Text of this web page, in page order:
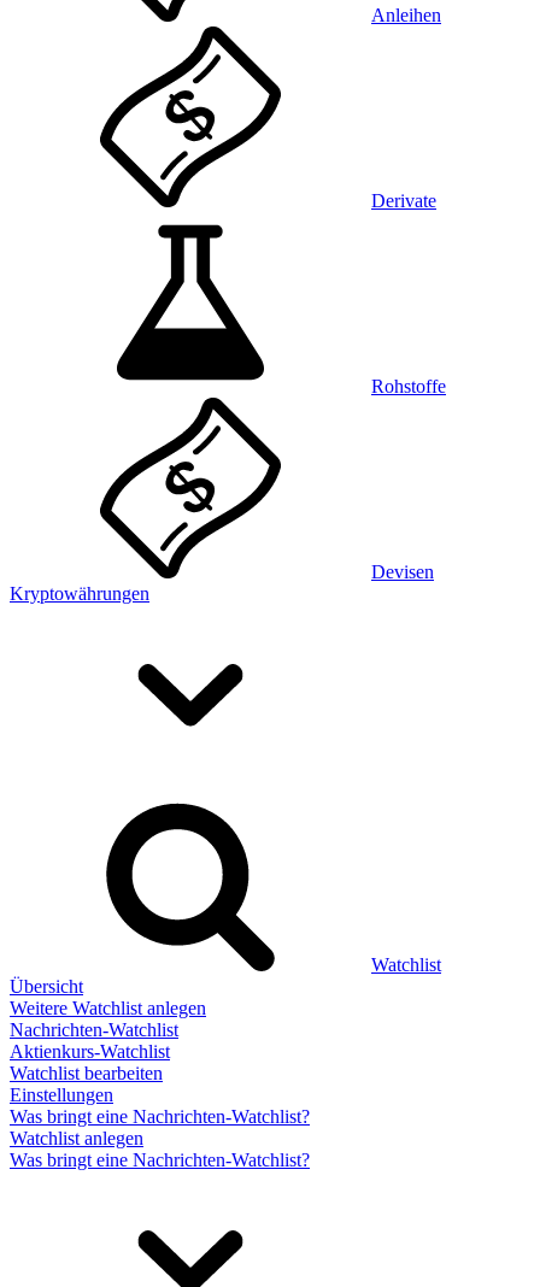
Anleihen
Derivate
Rohstoffe
Devisen
Kryptowährungen
Watchlist
Übersicht
Weitere Watchlist anlegen
Nachrichten-Watchlist
Aktienkurs-Watchlist
Watchlist bearbeiten
Einstellungen
Was bringt eine Nachrichten-Watchlist?
Watchlist anlegen
Was bringt eine Nachrichten-Watchlist?